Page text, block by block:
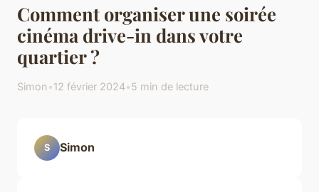
Comment organiser une soirée
cinéma drive-in dans votre
quartier ?
Simon•12 février 2024•5 min de lecture
S Simon